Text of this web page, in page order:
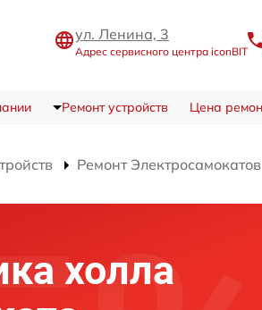
ул. Ленина, 3
Адрес сервисного центра iconBIT
Ремонт устройств Цена
Ремонт Электросамокатов
холла